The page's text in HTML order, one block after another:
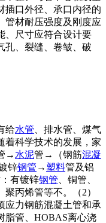
插口外径、承口内径的
管材耐压强度及刚度应
、尺寸应符合设计要
孔、裂缝、卷皱、破
给水管 、排水管、煤气
着科学技术的发展，家
→ 水泥管→（钢筋混凝
锌钢管 → 塑料管及铝
有镀锌钢管 、铜管、
丙烯管等不。（2）
应力钢筋混凝土管和承
脂管、HOBAS离心浇